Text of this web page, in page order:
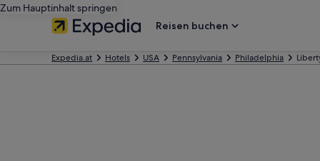
Zum Hauptinhalt springen
Reisen buchen
Expedia.at Hotels USA Pennsylvania Philadelphia